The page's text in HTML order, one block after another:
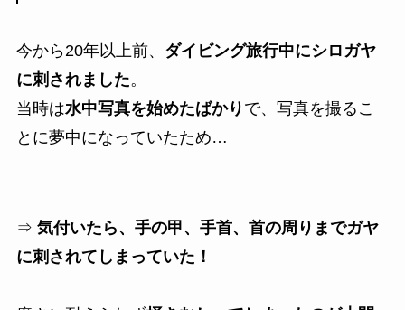
今から20年以上前、 ダイビング旅行中にシロガヤ
に刺されました。
当時は水中写真を始めたばかり で、写真を撮るこ
とに夢中になっていたため…
⇒ 気付いたら、手の甲、手首、首の周りまでガヤ
に刺されてしまっていた！